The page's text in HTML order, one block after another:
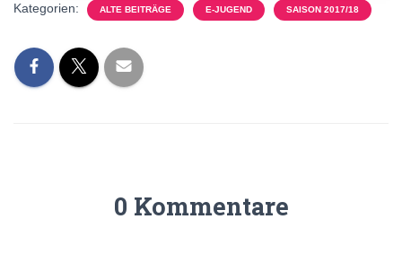
Kategorien: ALTE BEITRÄGE E-JUGEND SAISON 2017/18
0 Kommentare